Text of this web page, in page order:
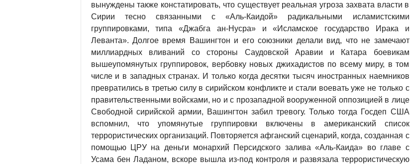
вынуждены также констатировать, что существует реальная угроза захвата власти в
Сирии тесно связанными с «Аль-Каидой» радикальными исламистскими
группировками, типа «Джабга ан-Нусра» и «Исламское государство Ирака и
Леванта». Долгое время Вашингтон и его союзники делали вид, что не замечают
миллиардных вливаний со стороны Саудовской Аравии и Катара боевикам
вышеупомянутых группировок, вербовку новых джихадистов по всему миру, в том
числе и в западных странах. И только когда десятки тысяч иностранных наемников
превратились в третью силу в сирийском конфликте и стали воевать уже не только с
правительственными войсками, но и с прозападной вооруженной оппозицией в лице
Свободной сирийской армии, Вашингтон забил тревогу. Только тогда Госдеп США
вспомнил, что упомянутые группировки включены в американский список
террористических организаций. Повторяется афганский сценарий, когда, созданная с
помощью ЦРУ на деньги монархий Персидского залива «Аль-Каида» во главе с
Усама бен Ладаном, вскоре вышла из-под контроля и развязала террористическую